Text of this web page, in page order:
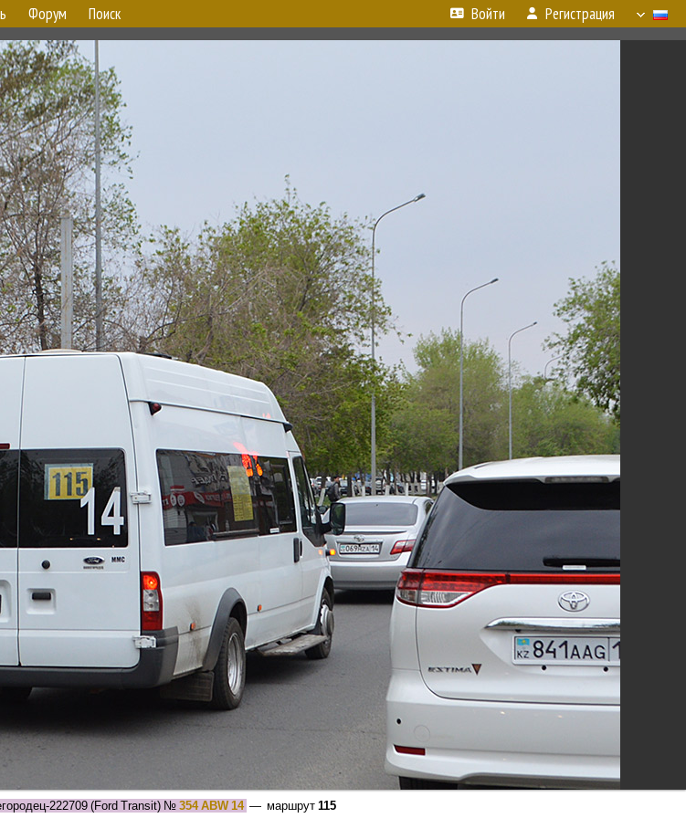
Форум Поиск Войти Регистрация
222709 (Ford Transit)№ 354 ABW 14 — маршрут 115